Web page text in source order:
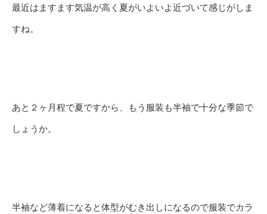
最近はますます気温が高く夏がいよいよ近づいて感じがしま
すね。
あと２ヶ月程で夏ですから、もう服装も半袖で十分な季節で
しょうか。
半袖など薄着になると体型がむき出しになるので服装でカラ